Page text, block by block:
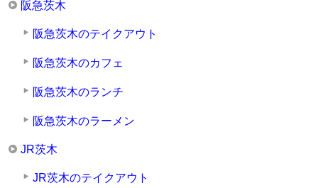
阪急茨木
阪急茨木のテイクアウト
阪急茨木のカフェ
阪急茨木のランチ
阪急茨木のラーメン
JR茨木
JR茨木のテイクアウト